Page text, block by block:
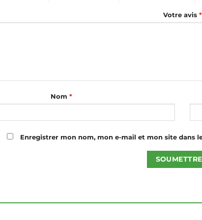
Votre avis *
Nom *
Enregistrer mon nom, mon e-mail et mon site dans